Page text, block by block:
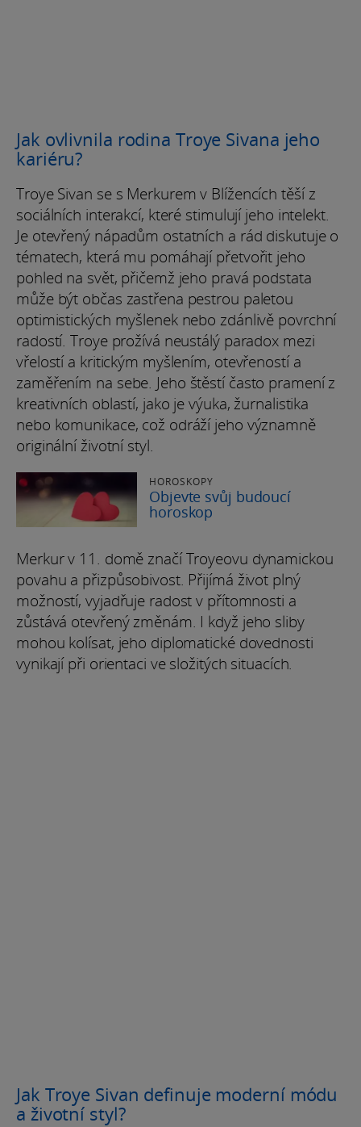
Jak ovlivnila rodina Troye Sivana jeho
kariéru?
Troye Sivan se s Merkurem v Blížencích těší z
sociálních interakcí, které stimulují jeho intelekt.
Je otevřený nápadům ostatních a rád diskutuje o
tématech, která mu pomáhají přetvořit jeho
pohled na svět, přičemž jeho pravá podstata
může být občas zastřena pestrou paletou
optimistických myšlenek nebo zdánlivě povrchní
radostí. Troye prožívá neustálý paradox mezi
vřelostí a kritickým myšlením, otevřeností a
zaměřením na sebe. Jeho štěstí často pramení z
kreativních oblastí, jako je výuka, žurnalistika
nebo komunikace, což odráží jeho významně
originální životní styl.
HOROSKOPY
Objevte svůj budoucí
horoskop
Merkur v 11. domě značí Troyeovu dynamickou
povahu a přizpůsobivost. Přijímá život plný
možností, vyjadřuje radost v přítomnosti a
zůstává otevřený změnám. I když jeho sliby
mohou kolísat, jeho diplomatické dovednosti
vynikají při orientaci ve složitých situacích.
Jak Troye Sivan definuje moderní módu
a životní styl?